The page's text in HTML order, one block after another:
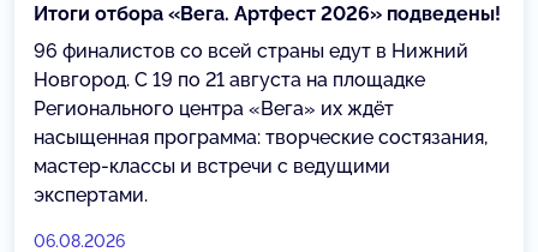
Итоги отбора «Вега. Артфест 2026» подведены!
96 финалистов со всей страны едут в Нижний
Новгород. С 19 по 21 августа на площадке
Регионального центра «Вега» их ждёт
насыщенная программа: творческие состязания,
мастер-классы и встречи с ведущими
экспертами.
06.08.2026